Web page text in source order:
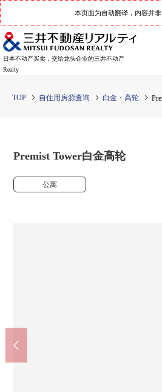
本页面为自动翻译，内容并非
日本不动产买卖，交给龙头企业的三井不动产
Realty
TOP 自住用房源查询 白金・高轮
Premist Tower白金高轮
公寓